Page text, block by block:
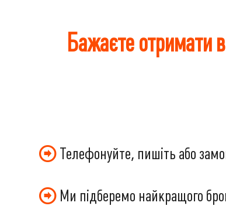
Бажаєте отримати
Телефонуйте, пишіть або
Ми підберемо найкращого